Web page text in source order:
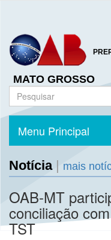
MATO GROSSO
Menu Principal
Notícia| mais
OAB-MT
conciliação
TST